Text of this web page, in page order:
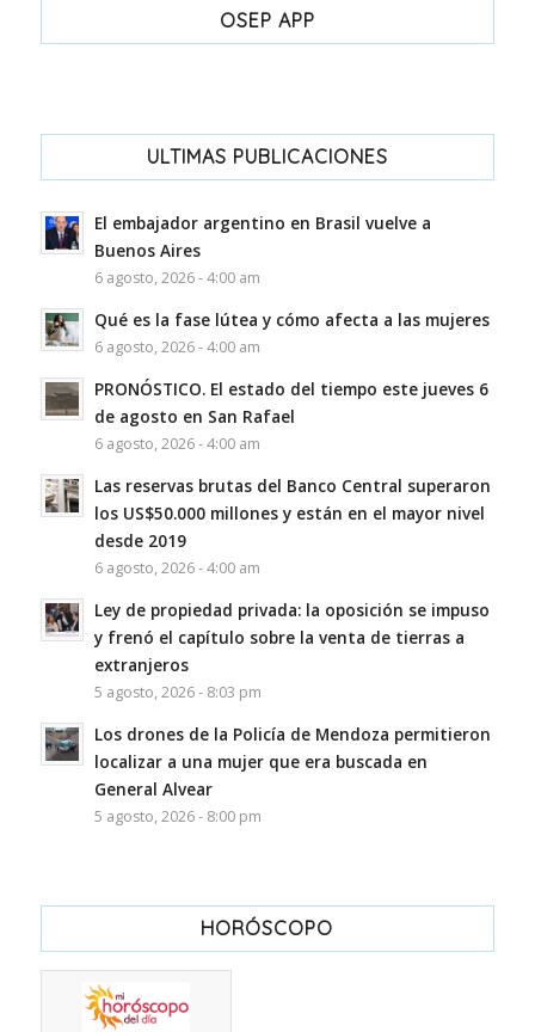
OSEP APP
ULTIMAS PUBLICACIONES
El embajador argentino en Brasil vuelve a
Buenos Aires
6 agosto, 2026 - 4:00 am
Qué es la fase lútea y cómo afecta a las mujeres
6 agosto, 2026 - 4:00 am
PRONÓSTICO. El estado del tiempo este jueves 6
de agosto en San Rafael
6 agosto, 2026 - 4:00 am
Las reservas brutas del Banco Central superaron
los US$50.000 millones y están en el mayor nivel
desde 2019
6 agosto, 2026 - 4:00 am
Ley de propiedad privada: la oposición se impuso
y frenó el capítulo sobre la venta de tierras a
extranjeros
5 agosto, 2026 - 8:03 pm
Los drones de la Policía de Mendoza permitieron
localizar a una mujer que era buscada en
General Alvear
5 agosto, 2026 - 8:00 pm
HORÓSCOPO